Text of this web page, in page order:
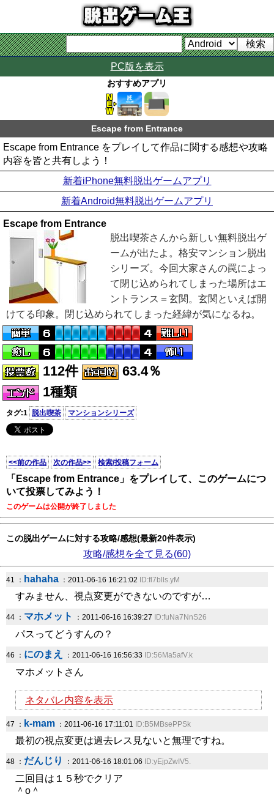
PC版を表示
おすすめアプリ
Escape from Entrance
Escape from Entrance をプレイして作品に関する感想や攻略
内容を皆と共有しよう！
新着iPhone無料脱出ゲームアプリ
新着Android無料脱出ゲームアプリ
Escape from Entrance
脱出喫茶さんから新しい無料脱出ゲ
ームが出たよ。格安マンション脱出
シリーズ。今回大家さんの罠によっ
て閉じ込められてしまった場所はエ
ントランス＝玄関。玄関といえば開
けてる印象。閉じ込められてしまった経緯が気になるね。
112件
63.4％
1種類
タグ:1 脱出喫茶 マンションシリーズ
<<前の作品 次の作品>> 検索/投稿フォーム
「Escape from Entrance」をプレイして、このゲームにつ
いて投票してみよう！
このゲームは公開が終了しました
この脱出ゲームに対する攻略/感想(最新20件表示)
攻略/感想を全て見る(60)
41 ： hahaha ：2011-06-16 16:21:02 ID:fl7blls.yM
すみません、視点変更ができないのですが…
44 ： マホメット ：2011-06-16 16:39:27 ID:fuNa7NnS26
パスってどうすんの？
46 ： にのまえ ：2011-06-16 16:56:33 ID:56Ma5afV.k
マホメットさん
ネタバレ内容を表示
47 ： k-mam ：2011-06-16 17:11:01 ID:B5MBsePPSk
最初の視点変更は過去レス見ないと無理ですね。
48 ： だんじり ：2011-06-16 18:01:06 ID:yEjpZwIV5.
二回目は１５秒でクリア
＾o＾